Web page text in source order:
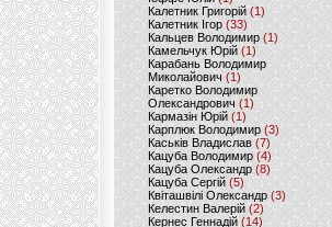
Калетник Григорій(1)
Калетник Ігор (33)
Кальцев Володимир(1)
Камельчук Юрій (1)
Карабань Володимир
Миколайович (1)
Каретко Володимир
Олександрович (1)
Кармазін Юрій(1)
Карплюк Володимир(3)
Каськів Владислав (7)
Кацуба Володимир (4)
Кацуба Олександр (8)
Кацуба Сергій (5)
Квіташвілі Олександр(3)
Келестин Валерій(2)
Кернес Геннадій (14)